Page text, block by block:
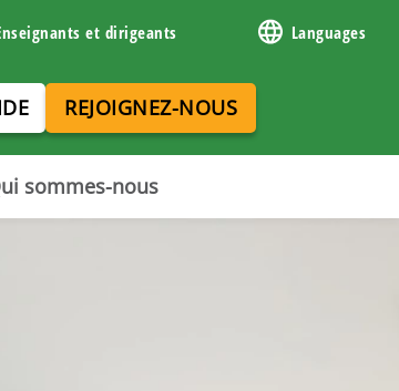
et dirigeants Languages
REJOIGNEZ-NOUS
sommes-nous